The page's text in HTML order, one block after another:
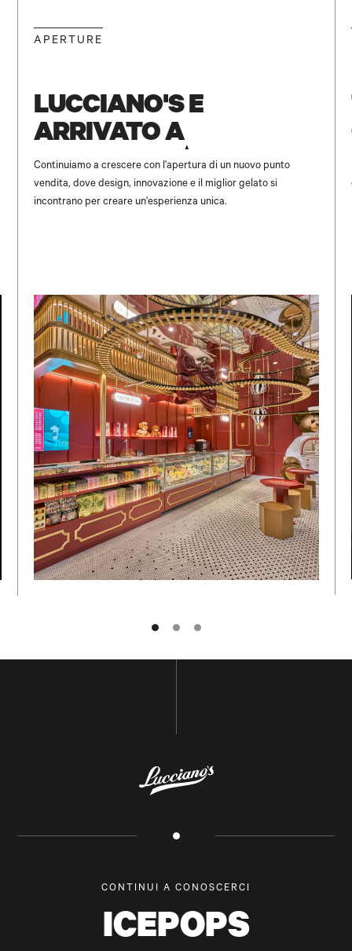
NOME E COGNOME
POSTA ELETTRONICA
SOTTOSCRIVI
TORNA IN CIMA
APERTURE
LUCCIANO'S È
ARRIVATO A
UNICENTER ✨
Continuiamo a crescere con l'apertura di un nuovo punto
vendita, dove design, innovazione e il miglior gelato si
incontrano per creare un'esperienza unica.
CONTINUI A CONOSCERCI
ICEPOPS